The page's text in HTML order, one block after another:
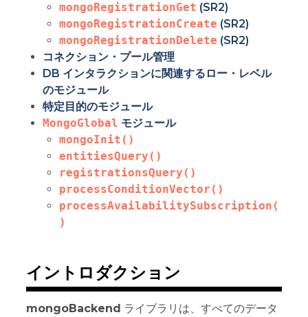
mongoRegistrationGet (SR2)
mongoRegistrationCreate (SR2)
mongoRegistrationDelete (SR2)
コネクション・プール管理
DB インタラクションに関連するロー・レベル
のモジュール
特定目的のモジュール
MongoGlobal モジュール
mongoInit()
entitiesQuery()
registrationsQuery()
processConditionVector()
processAvailabilitySubscription(
)
イントロダクション
mongoBackend ライブラリは、すべてのデータ